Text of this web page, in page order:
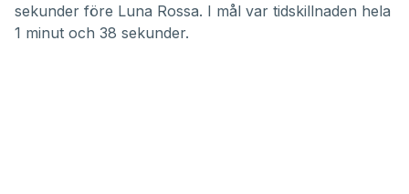
sekunder före Luna Rossa. I mål var tidskillnaden hela
1 minut och 38 sekunder.